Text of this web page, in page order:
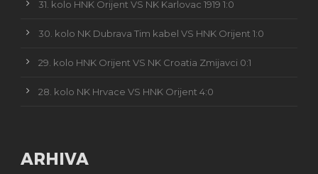
31. kolo HNK Orijent VS NK Karlovac 1919 1:0
30. kolo NK Dubrava Tim kabel VS HNK Orijent 1:0
29. kolo HNK Orijent VS NK Croatia Zmijavci 0:1
28. kolo NK Hrvace VS HNK Orijent 4:0
ARHIVA